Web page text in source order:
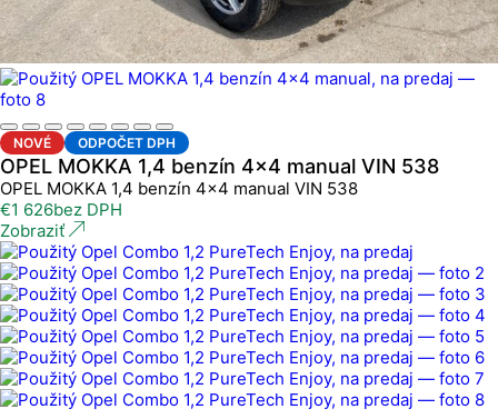
NOVÉ ODPOČET DPH
OPEL MOKKA 1,4 benzín 4x4 manual VIN 538
OPEL MOKKA 1,4 benzín 4x4 manual VIN 538
€1 626bez DPH
Zobraziť